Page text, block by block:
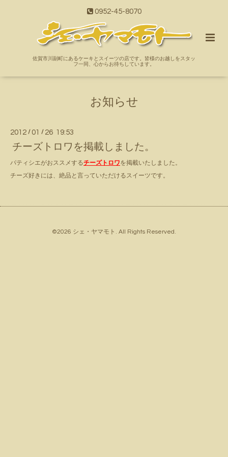
0952-45-8070
佐賀市川副町にあるケーキとスイーツの店です。皆様のお越しをスタッ
フ一同、心からお待ちしています。
お知らせ
2012 / 01 / 26 19:53
チーズトロワを掲載しました。
パティシエがおススメするチーズトロワを掲載いたしました。
チーズ好きには、絶品と言っていただけるスイーツです。
©2026 シェ・ヤマモト . All Rights Reserved.